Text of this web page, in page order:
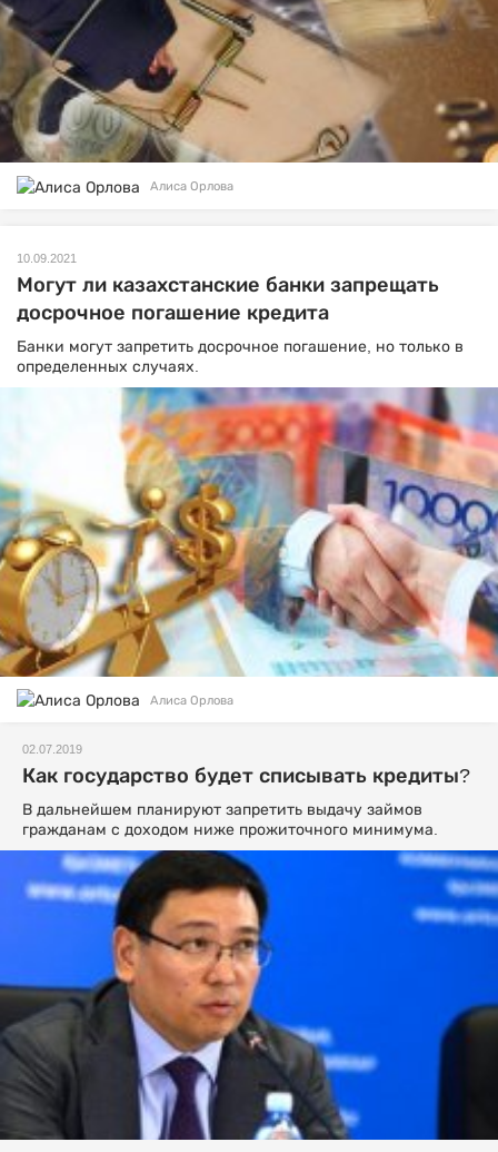
Алиса Орлова
10.09.2021
Могут ли казахстанские банки запрещать
досрочное погашение кредита
Банки могут запретить досрочное погашение, но только в
определенных случаях.
Алиса Орлова
02.07.2019
Как государство будет списывать кредиты?
В дальнейшем планируют запретить выдачу займов
гражданам с доходом ниже прожиточного минимума.